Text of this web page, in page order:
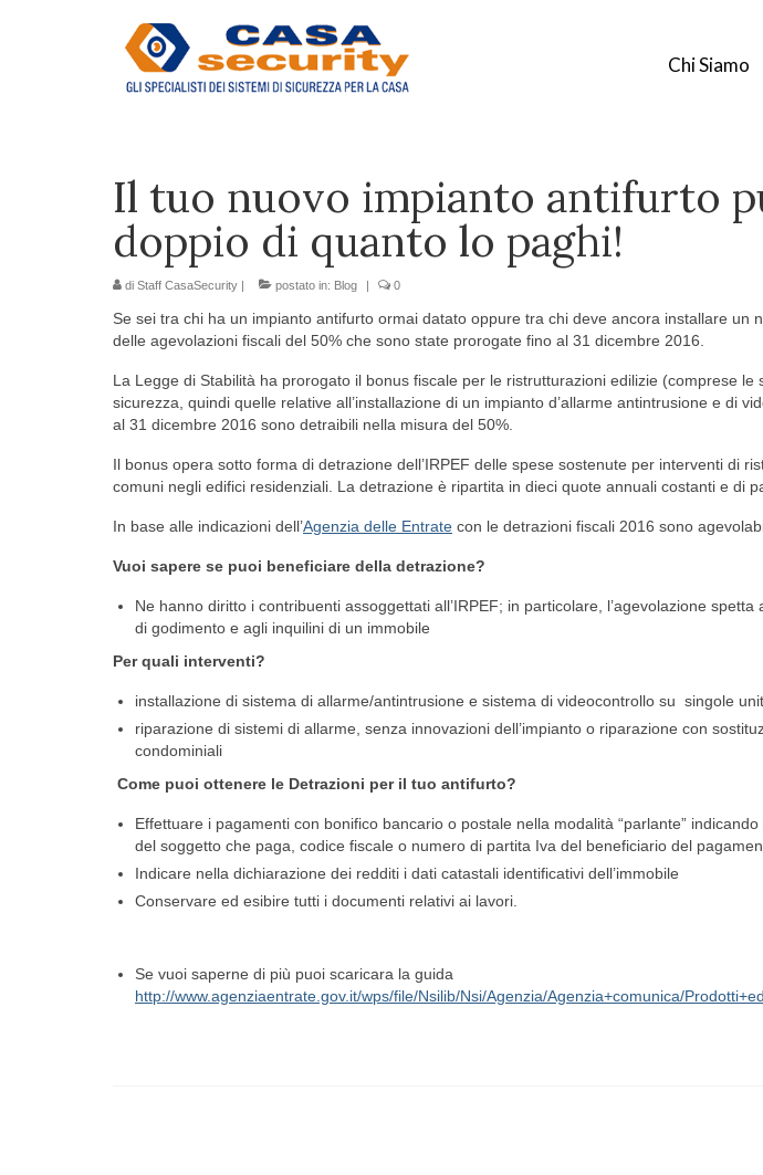
Chi Siamo
Il tuo nuovo impianto antifurto
doppio di quanto lo paghi!
di Staff CasaSecurity postato in: Blog 0
Se sei tra chi ha un impianto antifurto ormai datato oppure tra chi deve ancora installare un
delle agevolazioni fiscali del 50% che sono state prorogate fino al 31 dicembre 2016.
La Legge di Stabilità ha prorogato il bonus fiscale per le ristrutturazioni edilizie (comprese
sicurezza, quindi quelle relative all’installazione di un impianto d’allarme antintrusione e di
al 31 dicembre 2016 sono detraibili nella misura del 50%.
Il bonus opera sotto forma di detrazione dell’IRPEF delle spese sostenute per interventi di
comuni negli edifici residenziali. La detrazione è ripartita in dieci quote annuali costanti e di
In base alle indicazioni dell’Agenzia delle Entrate con le detrazioni fiscali 2016 sono
Vuoi sapere se puoi beneficiare della detrazione?
Ne hanno diritto i contribuenti assoggettati all’IRPEF; in particolare, l’agevolazione
di godimento e agli inquilini di un immobile
Per quali interventi?
installazione di sistema di allarme/antintrusione e sistema di videocontrollo su singole
riparazione di sistemi di allarme, senza innovazioni dell’impianto o riparazione con
condominiali
Come puoi ottenere le Detrazioni per il tuo antifurto?
Effettuare i pagamenti con bonifico bancario o postale nella modalità “parlante”
del soggetto che paga, codice fiscale o numero di partita Iva del beneficiario del
Indicare nella dichiarazione dei redditi i dati catastali identificativi dell’immobile
Conservare ed esibire tutti i documenti relativi ai lavori.
Se vuoi saperne di più puoi scaricara la guida
http://www.agenziaentrate.gov.it/wps/file/Nsilib/Nsi/Agenzia/Agenzia+comunica/